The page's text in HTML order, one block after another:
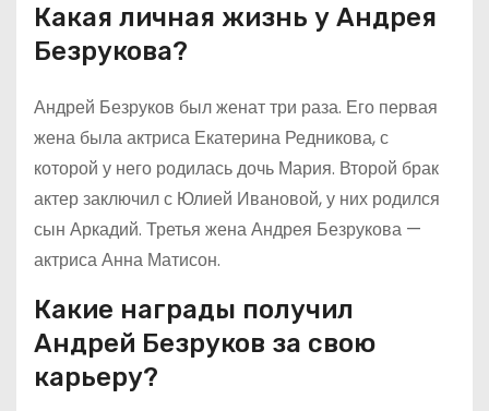
Какая личная жизнь у Андрея
Безрукова?
Андрей Безруков был женат три раза. Его первая
жена была актриса Екатерина Редникова, с
которой у него родилась дочь Мария. Второй брак
актер заключил с Юлией Ивановой, у них родился
сын Аркадий. Третья жена Андрея Безрукова —
актриса Анна Матисон.
Какие награды получил
Андрей Безруков за свою
карьеру?